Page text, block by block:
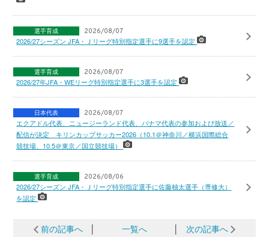
選手育成 2026/08/07
2026/27シーズン JFA・Ｊリーグ特別指定選手に9選手を認定
選手育成 2026/08/07
2026/27年JFA・WEリーグ特別指定選手に3選手を認定
日本代表 2026/08/07
エクアドル代表、ニュージーランド代表、パナマ代表の参加および放送／
配信が決定 キリンカップサッカー2026（10.1＠神奈川／横浜国際総合
競技場、10.5＠東京／国立競技場）
選手育成 2026/08/06
2026/27シーズン JFA・Ｊリーグ特別指定選手に佐藤柚太選手（専修大）
を認定
前の記事へ 一覧へ 次の記事へ